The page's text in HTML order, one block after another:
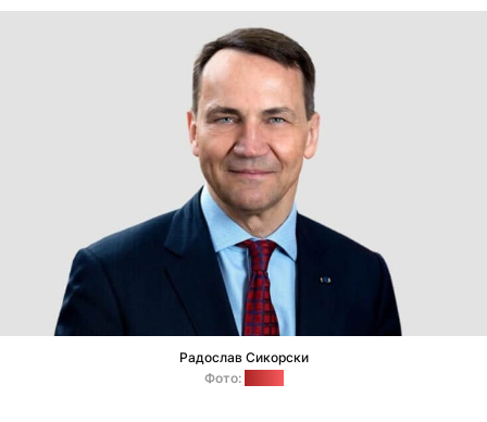
Радослав Сикорски
Фото: